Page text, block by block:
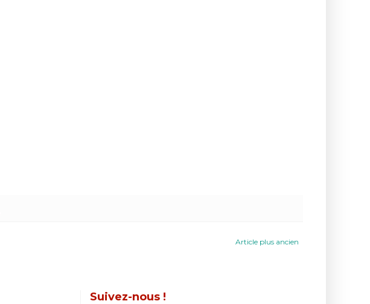
Article plus ancien
Suivez-nous !